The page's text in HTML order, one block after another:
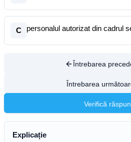
C personalul autorizat din cadrul
Întrebarea
Întrebarea
Verifică
Explicație